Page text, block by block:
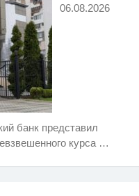
06.08.2026
банк представил
курса …
i
но